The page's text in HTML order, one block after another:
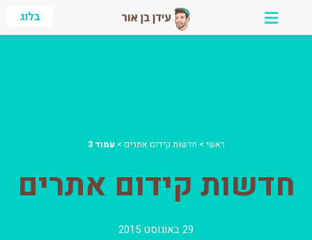
בלוג
ראשי > חדשות קידום אתרים > עמוד 3
חדשות קידום אתרים
29 באוגוסט 2015